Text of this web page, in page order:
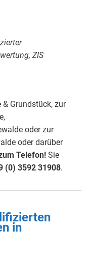
ZIS
Grundstück, zur
oder zur
oder darüber
Telefon! Sie
(0) 3592 31908.
in